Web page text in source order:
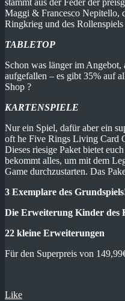
stammt aus der Feder der
Maggi & Francesco Nepitello,
Ringkrieg und des
TABLETOP
Schon was länger im
aufgefallen – es gibt 35% auf
Shop ?
KARTENSPIELE
Nur ein Spiel, dafür aber ein
oft he Five Rings Living Card
Dieses riesige Paket bietet
bekommt alles, um mit dem
Game durchzustarten. Das
3 Exemplare des
Die Erweiterung Kinder des
22 kleine Erweiterungen
Für den Superpreis von
Like